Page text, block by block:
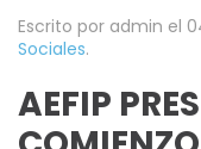
Escrito por admin el
Sociales.
AEFIP